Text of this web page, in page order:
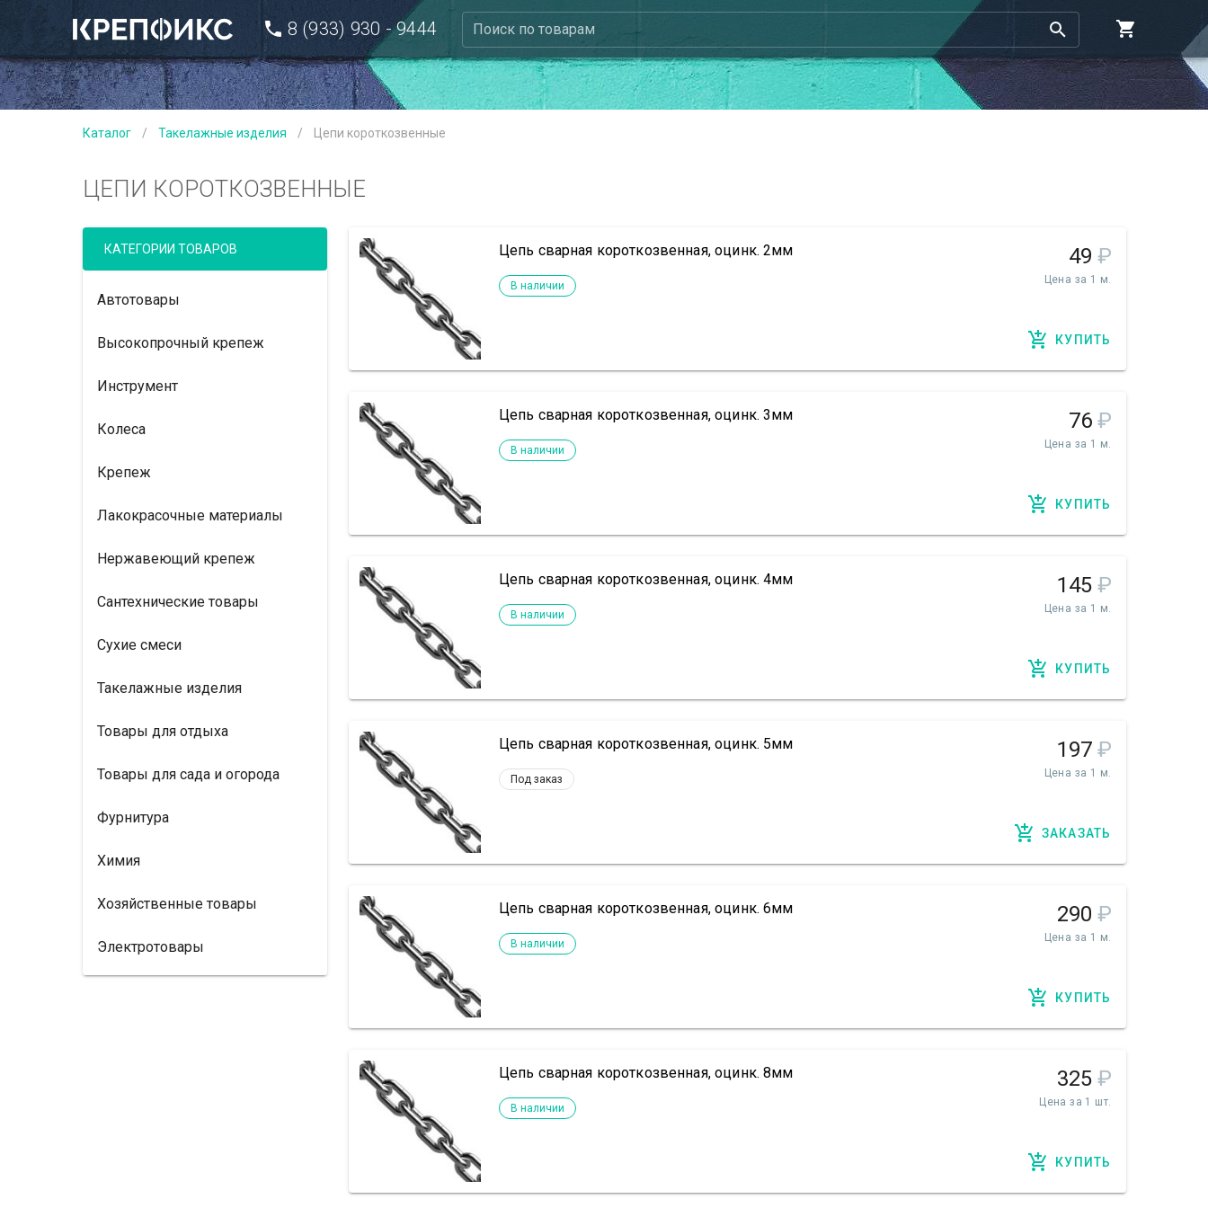
8 (933) 930 - 9444 Поиск по товарам
Каталог / Такелажные изделия / Цепи короткозвенные
ЦЕПИ КОРОТКОЗВЕННЫЕ
КАТЕГОРИИ ТОВАРОВ
Автотовары
Высокопрочный крепеж
Инструмент
Колеса
Крепеж
Лакокрасочные материалы
Нержавеющий крепеж
Сантехнические товары
Сухие смеси
Такелажные изделия
Товары для отдыха
Товары для сада и огорода
Фурнитура
Химия
Хозяйственные товары
Электротовары
Цепь сварная короткозвенная, оцинк. 2мм
В наличии
49 ₽
Цена за 1 м.
КУПИТЬ
Цепь сварная короткозвенная, оцинк. 3мм
В наличии
76 ₽
Цена за 1 м.
КУПИТЬ
Цепь сварная короткозвенная, оцинк. 4мм
В наличии
145 ₽
Цена за 1 м.
КУПИТЬ
Цепь сварная короткозвенная, оцинк. 5мм
Под заказ
197 ₽
Цена за 1 м.
ЗАКАЗАТЬ
Цепь сварная короткозвенная, оцинк. 6мм
В наличии
290 ₽
Цена за 1 м.
КУПИТЬ
Цепь сварная короткозвенная, оцинк. 8мм
В наличии
325 ₽
Цена за 1 шт.
КУПИТЬ